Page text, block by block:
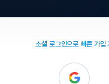
소셜 로그인으로 빠른 가입